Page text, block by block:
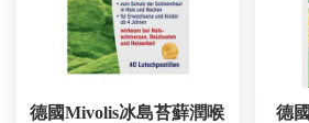
德國Mivolis冰島苔蘚潤喉
德